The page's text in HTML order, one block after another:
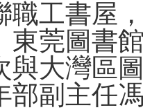
職工書屋
東莞圖書
與大灣區
部副主任